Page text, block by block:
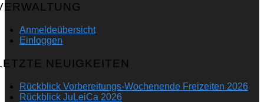
Anmeldeübersicht
Einloggen
NEUIGKEITEN
Rückblick Vorbereitungs-Wochenende Freizeiten 2026
Rückblick JuLeiCa 2026